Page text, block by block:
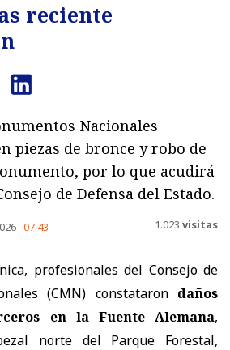
reciente
Nacionales
piezas de bronce y robo de
por lo que acudirá
de Defensa del Estado.
07:43 1.023 visitas
profesionales del Consejo de
(CMN) constataron daños
en la Fuente Alemana,
norte del Parque Forestal,